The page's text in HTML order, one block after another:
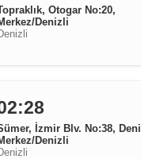
Otogar No:20,
Denizli
İzmir Blv. No:38,
Denizli